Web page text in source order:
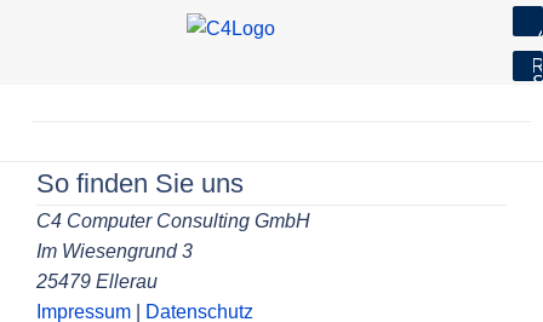
So finden Sie uns
C4 Computer Consulting GmbH
Im Wiesengrund 3
25479 Ellerau
Impressum
Datenschutz